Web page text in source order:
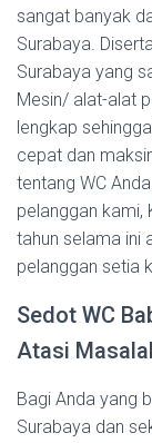
sangat banyak
Surabaya.
Surabaya yang
Mesin/ alat-alat
lengkap
cepat dan
tentang WC
pelanggan kami,
tahun selama ini
pelanggan setia
Sedot WC
Atasi
Bagi Anda yang
Surabaya dan